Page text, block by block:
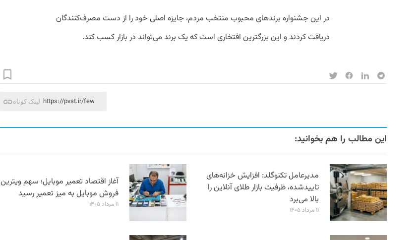
در این جشنواره برندهای محبوب منتخب مردم، جایزه اصلی خود را از دست مصرف‌کنندگان
دریافت کردند و این بزرگترین افتخاری است که یک برند می‌تواند در بازار کسب کند.
لینک کوتاه https://pvst.ir/few
این مطالب را هم بخوانید:
مدیرعامل تکنوگلد: افزایش خزانه‌های
تاییدشده، ظرفیت بازار طلای آنلاین را
بالا می‌برد
۱۱ مرداد ۱۴۰۵
آغاز اقتصاد تعمیر موبایل؛ سهم ویترین
فروش موبایل به میز تعمیر رسید
۱۱ مرداد ۱۴۰۵